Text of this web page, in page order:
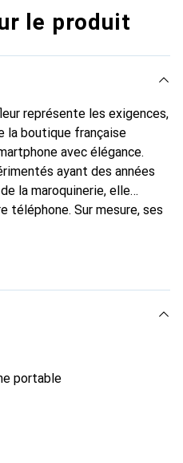
le produit
représente les exigences,
la boutique française
avec élégance.
ayant des années
la maroquinerie, elle
téléphone. Sur mesure, ses
et indispensable pour votre
Noreve est un choix
portable